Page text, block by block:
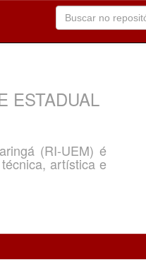
ESTADUAL
(RI-UEM) é
artística e